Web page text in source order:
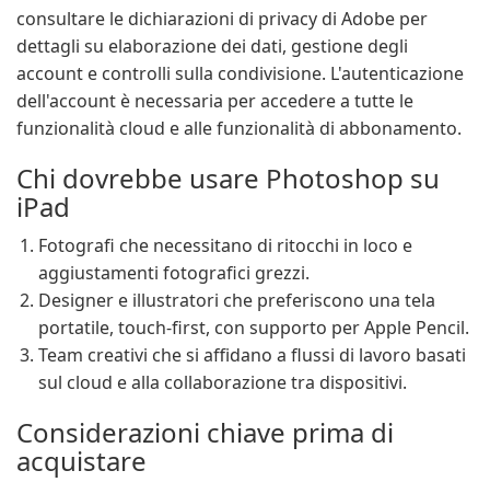
consultare le dichiarazioni di privacy di Adobe per
dettagli su elaborazione dei dati, gestione degli
account e controlli sulla condivisione. L'autenticazione
dell'account è necessaria per accedere a tutte le
funzionalità cloud e alle funzionalità di abbonamento.
Chi dovrebbe usare Photoshop su
iPad
Fotografi che necessitano di ritocchi in loco e
aggiustamenti fotografici grezzi.
Designer e illustratori che preferiscono una tela
portatile, touch-first, con supporto per Apple Pencil.
Team creativi che si affidano a flussi di lavoro basati
sul cloud e alla collaborazione tra dispositivi.
Considerazioni chiave prima di
acquistare